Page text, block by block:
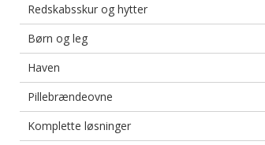
Redskabsskur og hytter
Børn og leg
Haven
Pillebrændeovne
Komplette løsninger